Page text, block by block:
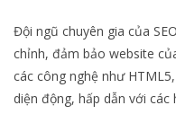
Đội ngũ chuyên gia của
chỉnh, đảm bảo website
các công nghệ như
diện động, hấp dẫn với